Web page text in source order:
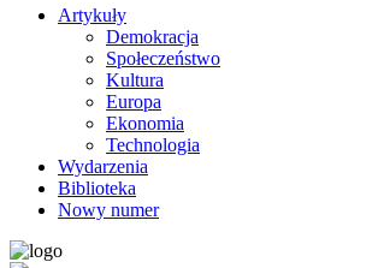
Artykuły
Demokracja
Społeczeństwo
Kultura
Europa
Ekonomia
Technologia
Wydarzenia
Biblioteka
Nowy numer